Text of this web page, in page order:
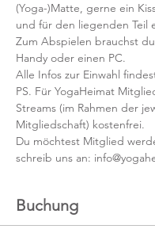
(Yoga-)Matte, gerne ein
und für den liegenden Teil
Zum Abspielen brauchst
Handy oder einen PC.
Alle Infos zur Einwahl
PS. Für YogaHeimat
Streams (im Rahmen der
Mitgliedschaft) kostenfrei.
Du möchtest Mitglied
schreib uns an:
Buchung